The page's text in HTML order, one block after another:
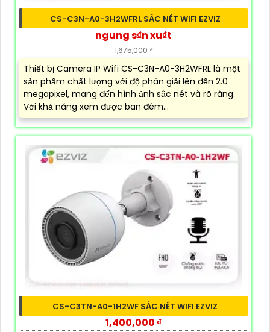
CS-C3N-A0-3H2WFRL SẮC NÉT WIFI EZVIZ
ngung s₫n xu₫t
1,675,000 ₫
Thiết bị Camera IP Wifi CS-C3N-A0-3H2WFRL là một
sản phẩm chất lượng với độ phân giải lên đến 2.0
megapixel, mang đến hình ảnh sắc nét và rõ ràng.
Với khả năng xem được ban đêm...
CS-C3TN-A0-1H2WF SẮC NÉT WIFI EZVIZ
1,400,000 ₫